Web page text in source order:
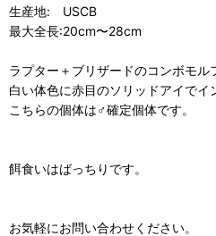
生産地: USCB
最大全長:20cm〜28cm
ラプター＋ブリザードのコンボモル
白い体色に赤目のソリッドアイでイ
こちらの個体は♂確定個体です。
餌食いはばっちりです。
お気軽にお問い合わせください。